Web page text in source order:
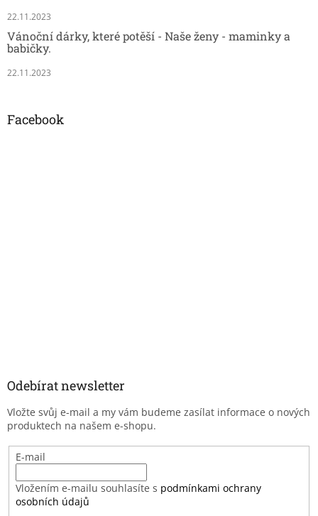
22.11.2023
Vánoční dárky, které potěší - Naše ženy - maminky a
babičky.
22.11.2023
Facebook
Odebírat newsletter
Vložte svůj e-mail a my vám budeme zasílat informace o nových
produktech na našem e-shopu.
E-mail
Vložením e-mailu souhlasíte s podmínkami ochrany
osobních údajů